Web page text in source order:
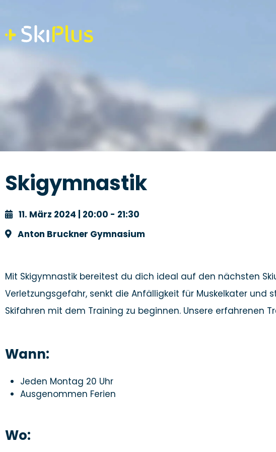
content
Skigymnastik
11. März 2024 | 20:00 - 21:30
Anton Bruckner Gymnasium
Mit Skigymnastik bereitest du dich ideal auf den nächsten
Verletzungsgefahr, senkt die Anfälligkeit für Muskelkater
Skifahren mit dem Training zu beginnen. Unsere erfahrenen
Wann:
Jeden Montag 20 Uhr
Ausgenommen Ferien
Wo: